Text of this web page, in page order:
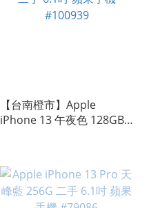
【台南橙市】Apple
iPhone 13 午夜色 128GB